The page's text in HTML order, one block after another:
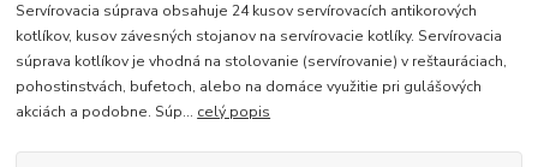
Servírovacia súprava obsahuje 24 kusov servírovacích antikorových
kotlíkov, kusov závesných stojanov na servírovacie kotlíky. Servírovacia
súprava kotlíkov je vhodná na stolovanie (servírovanie) v reštauráciach,
pohostinstvách, bufetoch, alebo na domáce využitie pri gulášových
akciách a podobne. Súp... celý popis